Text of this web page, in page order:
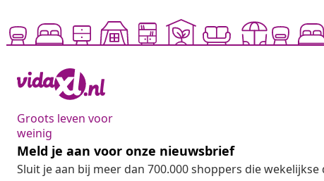
Groots leven voor
weinig
Meld je aan voor onze nieuwsbrief
Sluit je aan bij meer dan 700.000 shoppers die wekelijkse